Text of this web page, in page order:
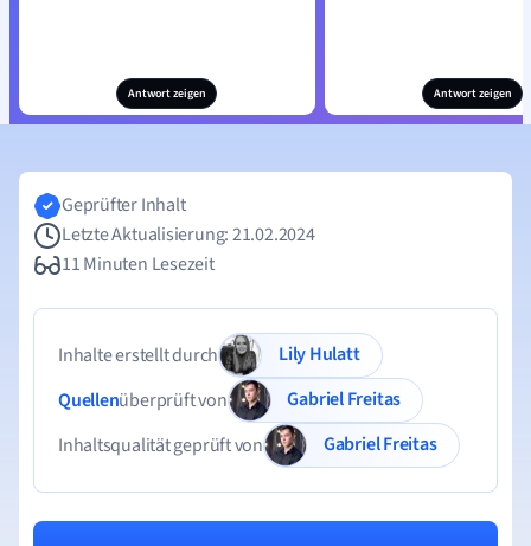
Antwort zeigen Antwort zeigen
Geprüfter Inhalt
Letzte Aktualisierung: 21.02.2024
11 Minuten Lesezeit
Inhalte erstellt durch
Lily Hulatt
Quellenüberprüft von
Gabriel Freitas
Inhaltsqualität geprüft von
Gabriel Freitas